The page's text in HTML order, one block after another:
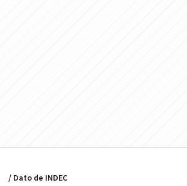
/ Dato de INDEC